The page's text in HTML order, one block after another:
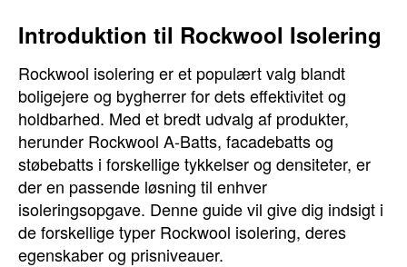
Introduktion til Rockwool Isolering
Rockwool isolering er et populært valg blandt
boligejere og bygherrer for dets effektivitet og
holdbarhed. Med et bredt udvalg af produkter,
herunder Rockwool A-Batts, facadebatts og
støbebatts i forskellige tykkelser og densiteter, er
der en passende løsning til enhver
isoleringsopgave. Denne guide vil give dig indsigt i
de forskellige typer Rockwool isolering, deres
egenskaber og prisniveauer.